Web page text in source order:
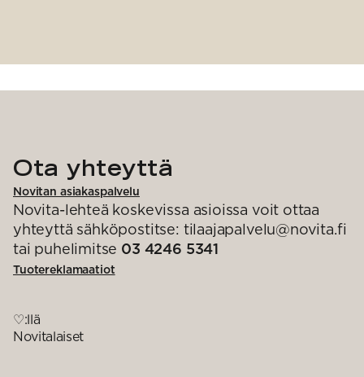
Ota yhteyttä
Novitan asiakaspalvelu
Novita-lehteä koskevissa asioissa voit ottaa
yhteyttä sähköpostitse: tilaajapalvelu@novita.fi
tai puhelimitse 03 4246 5341
Tuotereklamaatiot
♡:llä
Novitalaiset